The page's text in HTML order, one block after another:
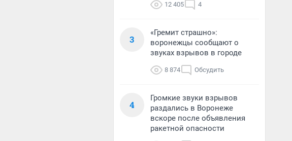
12 405 4
3
«Гремит страшно»:
воронежцы сообщают о
звуках взрывов в городе
8 874 Обсудить
4
Громкие звуки взрывов
раздались в Воронеже
вскоре после объявления
ракетной опасности